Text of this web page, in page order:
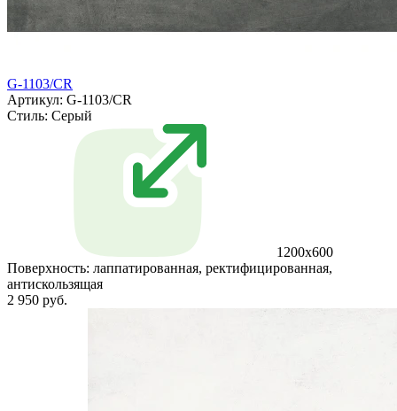
G-1103/CR
Артикул: G-1103/CR
Стиль: Серый
1200x600
Поверхность: лаппатированная, ректифицированная,
антискользящая
2 950 руб.